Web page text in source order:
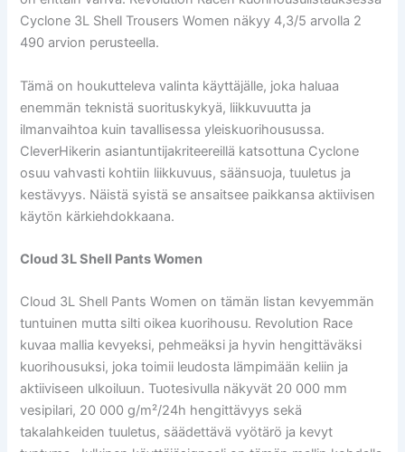
Cyclone 3L Shell Trousers Women näkyy 4,3/5 arvolla 2
490 arvion perusteella.
Tämä on houkutteleva valinta käyttäjälle, joka haluaa
enemmän teknistä suorituskykyä, liikkuvuutta ja
ilmanvaihtoa kuin tavallisessa yleiskuorihousussa.
CleverHikerin asiantuntijakriteereillä katsottuna Cyclone
osuu vahvasti kohtiin liikkuvuus, säänsuoja, tuuletus ja
kestävyys. Näistä syistä se ansaitsee paikkansa aktiivisen
käytön kärkiehdokkaana.
Cloud 3L Shell Pants Women
Cloud 3L Shell Pants Women on tämän listan kevyemmän
tuntuinen mutta silti oikea kuorihousu. Revolution Race
kuvaa mallia kevyeksi, pehmeäksi ja hyvin hengittäväksi
kuorihousuksi, joka toimii leudosta lämpimään keliin ja
aktiiviseen ulkoiluun. Tuotesivulla näkyvät 20 000 mm
vesipilari, 20 000 g/m²/24h hengittävyys sekä
takalahkeiden tuuletus, säädettävä vyötärö ja kevyt